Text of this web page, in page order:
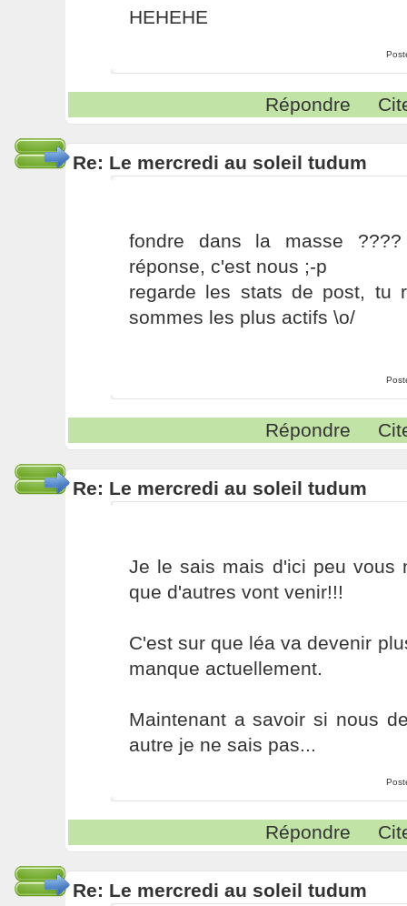
HEHEHE
Répondre
Re: Le mercredi au soleil tudum
fondre dans la masse
réponse, c'est nous ;-p
regarde les stats de post, tu
sommes les plus actifs \o/
Répondre
Re: Le mercredi au soleil tudum
Je le sais mais d'ici peu vous
que d'autres vont venir!!!
C'est sur que léa va devenir
manque actuellement.
Maintenant a savoir si nous
autre je ne sais pas...
Répondre
Re: Le mercredi au soleil tudum